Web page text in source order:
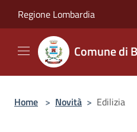
Regione Lombardia
Comune di
Home > Novità > Edilizia